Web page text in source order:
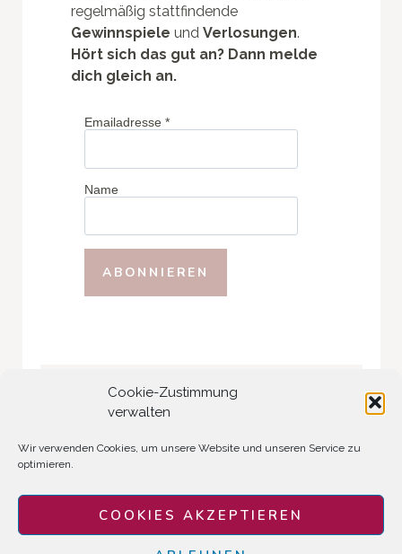
Cookie-Zustimmung
verwalten
Wir verwenden Cookies, um unsere Website und unseren Service zu
optimieren.
COOKIES AKZEPTIEREN
regelmäßig stattfindende
Gewinnspiele undVerlosungen.
Hört sich das gut an? Dann melde
dich gleich an.
Emailadresse*
Name
Suchst du etwas?